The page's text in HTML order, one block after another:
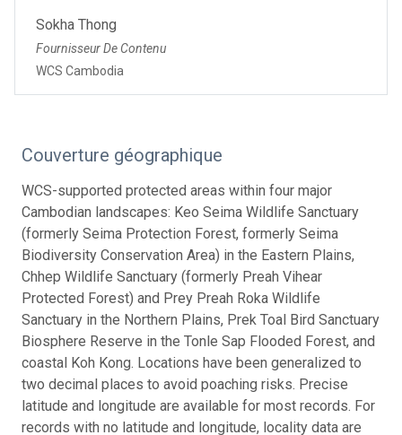
Sokha Thong
Fournisseur De Contenu
WCS Cambodia
Couverture géographique
WCS-supported protected areas within four major
Cambodian landscapes: Keo Seima Wildlife Sanctuary
(formerly Seima Protection Forest, formerly Seima
Biodiversity Conservation Area) in the Eastern Plains,
Chhep Wildlife Sanctuary (formerly Preah Vihear
Protected Forest) and Prey Preah Roka Wildlife
Sanctuary in the Northern Plains, Prek Toal Bird Sanctuary
Biosphere Reserve in the Tonle Sap Flooded Forest, and
coastal Koh Kong. Locations have been generalized to
two decimal places to avoid poaching risks. Precise
latitude and longitude are available for most records. For
records with no latitude and longitude, locality data are